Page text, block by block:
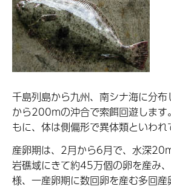
千島列島から九州、南シナ海に分
から200mの沖合で索餌回遊します
もに、体は側偏形で異体類といわれ
産卵期は、2月から6月で、水深
岩礁域にきて約45万個の卵を産み
様、一産卵期に数回卵を産む多回産